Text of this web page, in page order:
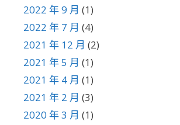
2022 年 9 月 (1)
2022 年 7 月 (4)
2021 年 12 月 (2)
2021 年 5 月 (1)
2021 年 4 月 (1)
2021 年 2 月 (3)
2020 年 3 月 (1)